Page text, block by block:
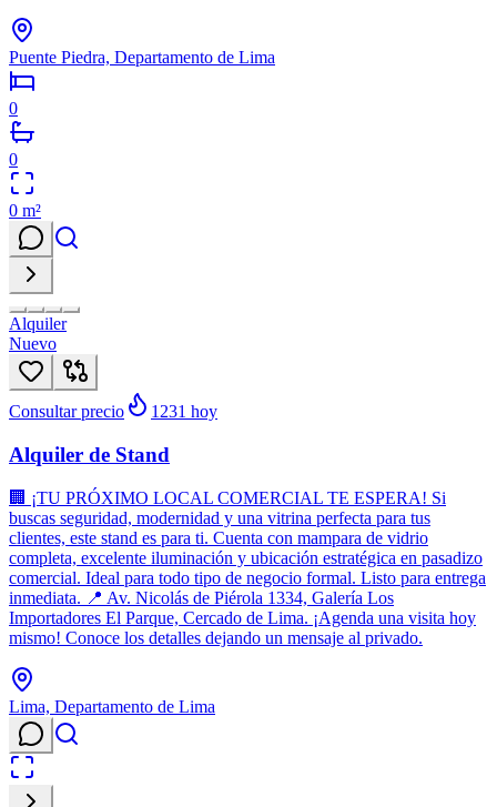
Puente Piedra, Departamento de Lima
0
0
0 m²
Alquiler
Nuevo
Consultar precio 1231 hoy
Alquiler de Stand
🏢 ¡TU PRÓXIMO LOCAL COMERCIAL TE ESPERA! Si
buscas seguridad, modernidad y una vitrina perfecta para tus
clientes, este stand es para ti. Cuenta con mampara de vidrio
completa, excelente iluminación y ubicación estratégica en pasadizo
comercial. Ideal para todo tipo de negocio formal. Listo para entrega
inmediata. 📍 Av. Nicolás de Piérola 1334, Galería Los
Importadores El Parque, Cercado de Lima. ¡Agenda una visita hoy
mismo! Conoce los detalles dejando un mensaje al privado.
Lima, Departamento de Lima